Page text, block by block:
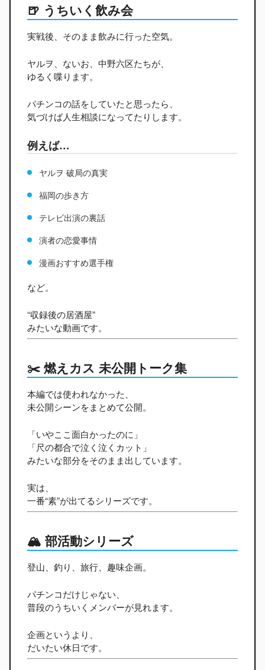
🍺 うちいく飲み会
実戦後、そのまま飲みに行った空気。
ヤルヲ、ないお、中野六区たちが、
ゆるく喋ります。
パチンコの話をしていたと思ったら、
気づけば人生相談になってたりします。
例えば…
ヤルヲ 破局の真実
福岡の歩き方
テレビ出演の裏話
演者の恋愛事情
漫画おすすめ選手権
など。
“収録後の居酒屋”
みたいな動画です。
✂️ 燃えカス 未公開トーク集
本編では使われなかった、
未公開シーンをまとめて公開。
「いやここ面白かったのに」
「尺の都合で泣く泣くカット」
みたいな部分をそのまま出しています。
実は、
一番“素”が出てるシリーズです。
🏔️ 部活動シリーズ
登山、釣り、旅行、趣味企画。
パチンコだけじゃない、
普段のうちいくメンバーが見れます。
企画というより、
だいたい休日です。